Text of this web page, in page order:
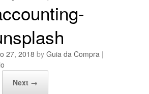
27, 2018 by Guia da Compra |
Next →